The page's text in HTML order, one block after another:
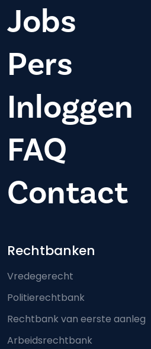
Jobs
Pers
Inloggen
FAQ
Contact
Footer-menu
Rechtbanken
Vredegerecht
Politierechtbank
Rechtbank van eerste aanleg
Arbeidsrechtbank